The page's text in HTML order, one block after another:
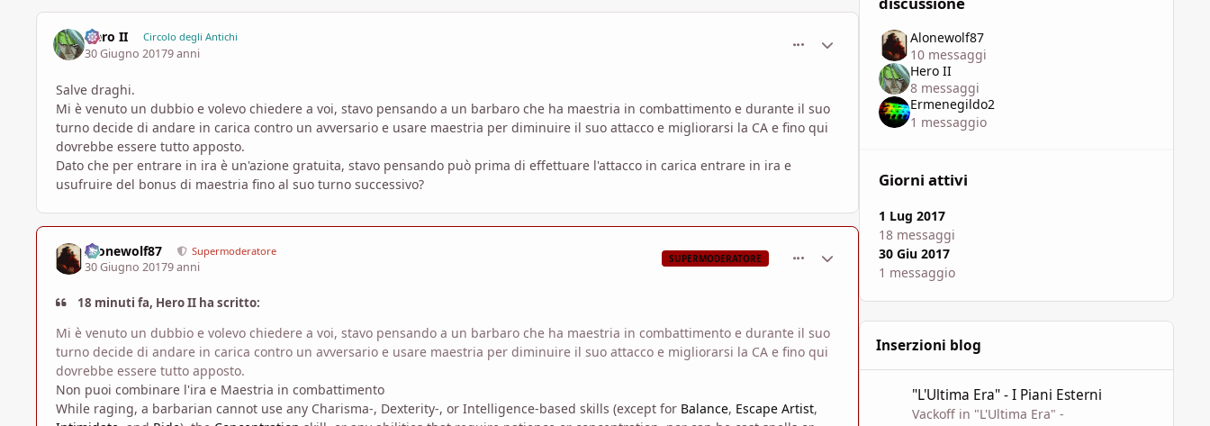
Hero II Circolo degli Antichi
30 Giugno 20179 anni
comment_1361292
Statistiche Autore
Salve draghi.
Mi è venuto un dubbio e volevo chiedere a voi, stavo pensando a un barbaro che ha maestria in combattimento e durante il suo
turno decide di andare in carica contro un avversario e usare maestria per diminuire il suo attacco e migliorarsi la CA e fino qui
dovrebbe essere tutto apposto.
Dato che per entrare in ira è un'azione gratuita, stavo pensando può prima di effettuare l'attacco in carica entrare in ira e
usufruire del bonus di maestria fino al suo turno successivo?
Alonewolf87 Supermoderatore
30 Giugno 20179 anni
SUPERMODERATORE comment_1361303
Statistiche Autore
18 minuti fa, Hero II ha scritto:
Mi è venuto un dubbio e volevo chiedere a voi, stavo pensando a un barbaro che ha maestria in combattimento e durante il suo
turno decide di andare in carica contro un avversario e usare maestria per diminuire il suo attacco e migliorarsi la CA e fino qui
dovrebbe essere tutto apposto.
Non puoi combinare l'ira e Maestria in combattimento
While raging, a barbarian cannot use any Charisma-, Dexterity-, or Intelligence-based skills (except for Balance, Escape Artist,
Alonewolf87
10 messaggi
Hero II
8 messaggi
Ermenegildo2
1 messaggio
Giorni attivi
1 Lug 2017
18 messaggi
30 Giu 2017
1 messaggio
Inserzioni blog
"L'Ultima Era" - I Piani Esterni
Vackoffin "L'Ultima Era" -